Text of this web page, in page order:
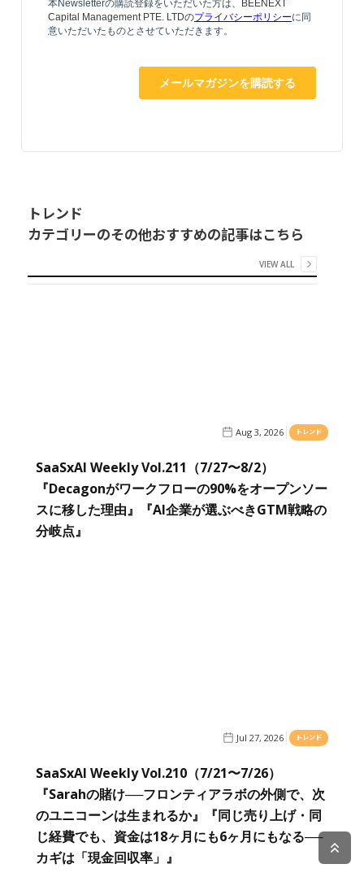
トレンド
カテゴリーのその他おすすめの記事はこちら
VIEW ALL
Aug 3, 2026 トレンド
SaaSxAI Weekly Vol.211（7/27〜8/2）
『Decagonがワークフローの90%をオープンソー
スに移した理由』『AI企業が選ぶべきGTM戦略の
分岐点』
Jul 27, 2026 トレンド
SaaSxAI Weekly Vol.210（7/21〜7/26）
『Sarahの賭け──フロンティアラボの外側で、次
のユニコーンは生まれるか』『同じ売り上げ・同
じ経費でも、資金は18ヶ月にも6ヶ月にもなる──
カギは「現金回収率」』